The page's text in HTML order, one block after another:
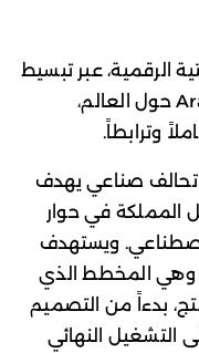
الرقمية، عبر تبسيط
الأطر التقنية الداعمة لأعمال Aramco حول العالم،
وترابطاً.
تحالف صناعي يهدف
المملكة في حوار
ويستهدف
وهي المخطط الذي
بدءاً من التصميم
التشغيل النهائي